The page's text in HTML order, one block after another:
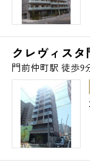
【概要】
構造・規模：
総戸数：159戸
専有面積：
77.88m²（約
タイプ：2LDK
駐車場：機械
クレヴィス
門前仲町駅 徒歩9